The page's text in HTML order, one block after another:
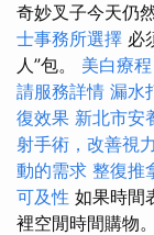
奇妙叉子今天仍
士事務所選擇 必
人”包。 美白療
請服務詳情 漏水
復效果 新北市安
射手術，改善視
動的需求 整復推
可及性 如果時間
裡空閒時間購物